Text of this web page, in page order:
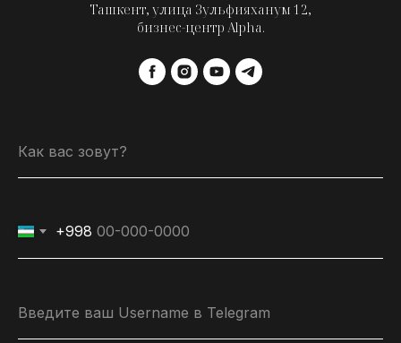
Ташкент, улица Зульфияханум 12,
бизнес-центр Alpha.
Как вас зовут?
+998
Введите ваш Username в Telegram